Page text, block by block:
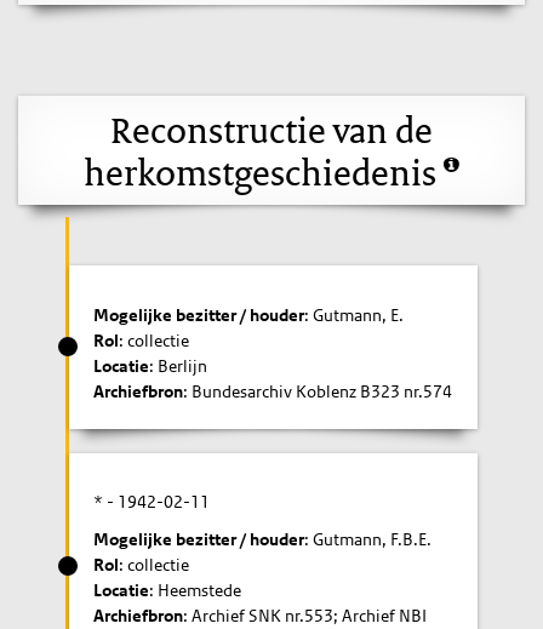
Reconstructie van de
herkomstgeschiedenis
Mogelijke bezitter / houder: Gutmann, E.
Rol: collectie
Locatie: Berlijn
Archiefbron: Bundesarchiv Koblenz B323 nr.574
* - 1942-02-11
Mogelijke bezitter / houder: Gutmann, F.B.E.
Rol: collectie
Locatie: Heemstede
Archiefbron: Archief SNK nr.553; Archief NBI